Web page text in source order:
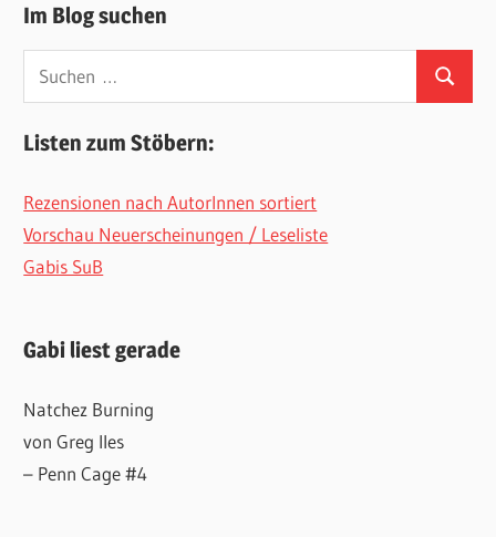
Im Blog suchen
Suchen
nach:
Suchen
Listen zum Stöbern:
Rezensionen nach AutorInnen sortiert
Vorschau Neuerscheinungen / Leseliste
Gabis SuB
Gabi liest gerade
Natchez Burning
von Greg Iles
– Penn Cage #4